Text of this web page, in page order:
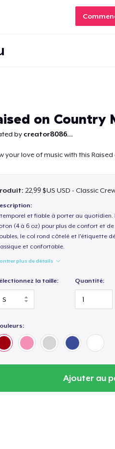
on Country
by creator8086...
your love of music with this Raised
22,99 $US USD - Classic
et fiable à porter au quotidien.
(4 à 6 oz) pour plus de confort et
le col rond côtelé et l'étiquette
et confortable.
plus de détails
la taille: Quantité:
Ajouter au